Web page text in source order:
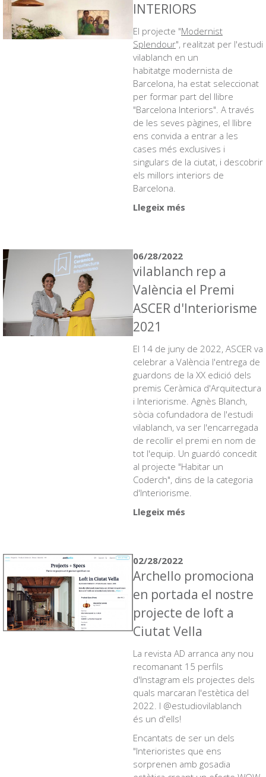
INTERIORS
El projecte "Modernist
Splendour", realitzat per l'estudi
vilablanch en un
habitatge modernista de
Barcelona, ha estat seleccionat
per formar part del llibre
"Barcelona Interiors". A través
de les seves pàgines, el llibre
ens convida a entrar a les
cases més exclusives i
singulars de la ciutat, i descobrir
els millors interiors de
Barcelona.
Llegeix més
06/28/2022
vilablanch rep a
València el Premi
ASCER d'Interiorisme
2021
El 14 de juny de 2022, ASCER va
celebrar a València l'entrega de
guardons de la XX edició dels
premis Ceràmica d'Arquitectura
i Interiorisme. Agnès Blanch,
sòcia cofundadora de l'estudi
vilablanch, va ser l'encarregada
de recollir el premi en nom de
tot l'equip. Un guardó concedit
al projecte "Habitar un
Coderch", dins de la categoria
d'Interiorisme.
Llegeix més
02/28/2022
Archello promociona
en portada el nostre
projecte de loft a
Ciutat Vella
La revista AD arranca any nou
recomanant 15 perfils
d'Instagram els projectes dels
quals marcaran l'estètica del
2022. I @estudiovilablanch
és un d'ells!
Encantats de ser un dels
"Interioristes que ens
sorprenen amb gosadia